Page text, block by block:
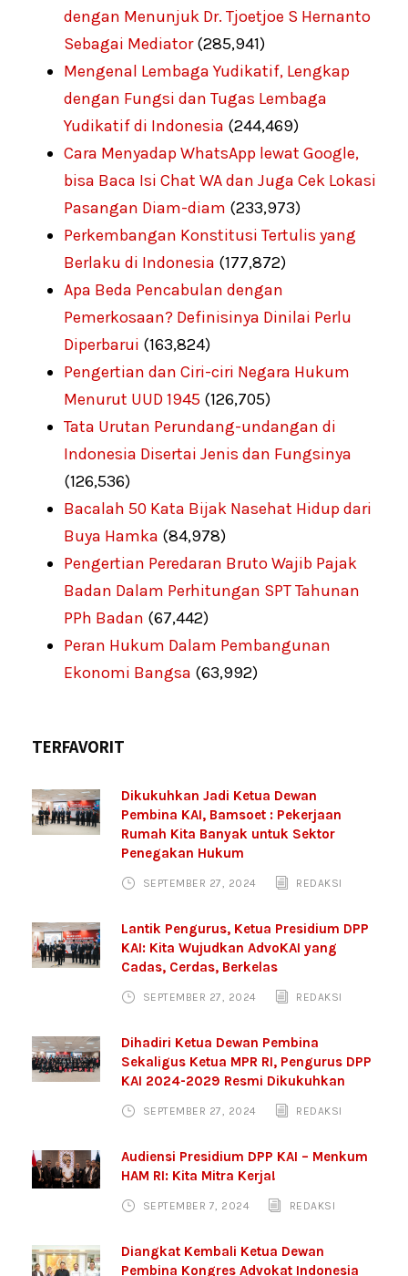
dengan Menunjuk Dr. Tjoetjoe S Hernanto
Sebagai Mediator (285,941)
Mengenal Lembaga Yudikatif, Lengkap
dengan Fungsi dan Tugas Lembaga
Yudikatif di Indonesia (244,469)
Cara Menyadap WhatsApp lewat Google,
bisa Baca Isi Chat WA dan Juga Cek Lokasi
Pasangan Diam-diam (233,973)
Perkembangan Konstitusi Tertulis yang
Berlaku di Indonesia (177,872)
Apa Beda Pencabulan dengan
Pemerkosaan? Definisinya Dinilai Perlu
Diperbarui (163,824)
Pengertian dan Ciri-ciri Negara Hukum
Menurut UUD 1945 (126,705)
Tata Urutan Perundang-undangan di
Indonesia Disertai Jenis dan Fungsinya
(126,536)
Bacalah 50 Kata Bijak Nasehat Hidup dari
Buya Hamka (84,978)
Pengertian Peredaran Bruto Wajib Pajak
Badan Dalam Perhitungan SPT Tahunan
PPh Badan (67,442)
Peran Hukum Dalam Pembangunan
Ekonomi Bangsa (63,992)
TERFAVORIT
Dikukuhkan Jadi Ketua Dewan
Pembina KAI, Bamsoet : Pekerjaan
Rumah Kita Banyak untuk Sektor
Penegakan Hukum
SEPTEMBER 27, 2024 REDAKSI
Lantik Pengurus, Ketua Presidium DPP
KAI: Kita Wujudkan AdvoKAI yang
Cadas, Cerdas, Berkelas
SEPTEMBER 27, 2024 REDAKSI
Dihadiri Ketua Dewan Pembina
Sekaligus Ketua MPR RI, Pengurus DPP
KAI 2024-2029 Resmi Dikukuhkan
SEPTEMBER 27, 2024 REDAKSI
Audiensi Presidium DPP KAI – Menkum
HAM RI: Kita Mitra Kerja!
SEPTEMBER 7, 2024 REDAKSI
Diangkat Kembali Ketua Dewan
Pembina Kongres Advokat Indonesia